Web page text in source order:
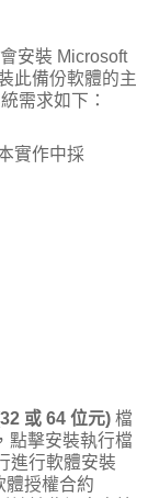
安裝 Microsoft
此備份軟體的主
需求如下：
實作中採
或 64 位元) 檔
點擊安裝執行檔
進行軟體安裝
體授權合約